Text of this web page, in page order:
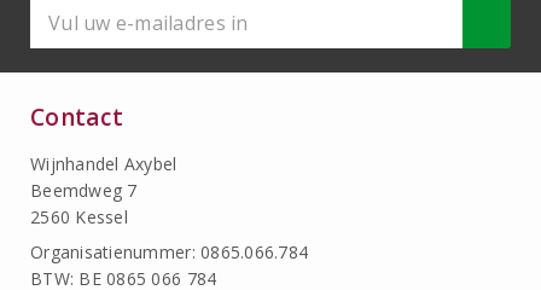
Contact
Wijnhandel Axybel
Beemdweg 7
2560 Kessel
Organisatienummer: 0865.066.784
BTW: BE 0865 066 784